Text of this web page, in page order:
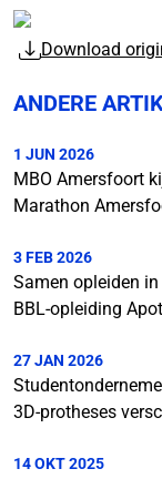
Download
ANDERE
1 JUN 2026
MBO Amersfoort
Marathon
3 FEB 2026
Samen opleiden
BBL-opleiding
27 JAN 2026
3D-protheses
14 OKT 2025